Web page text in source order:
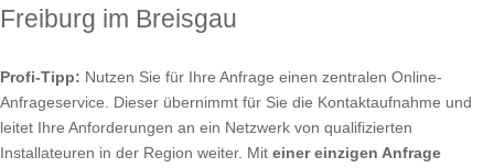
Freiburg im Breisgau
Profi-Tipp: Nutzen Sie für Ihre Anfrage einen zentralen Online-
Anfrageservice. Dieser übernimmt für Sie die Kontaktaufnahme und
leitet Ihre Anforderungen an ein Netzwerk von qualifizierten
Installateuren in der Region weiter. Mit einer einzigen Anfrage